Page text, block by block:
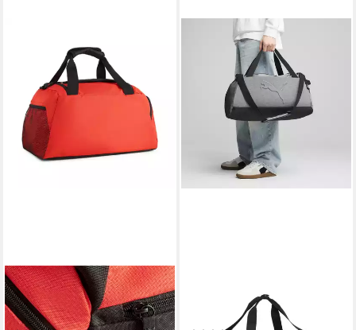
PUMA
Sporttasche TEAMGOAL
TEAMBAG S
Sporttasche PUMA Buzz
Heather 35L Kleine